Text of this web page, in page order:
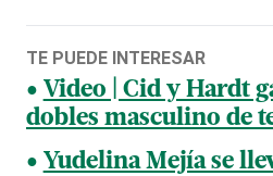
TE PUEDE INTERESAR
Video | Cid y Hardt
dobles masculino de
Yudelina Mejía se